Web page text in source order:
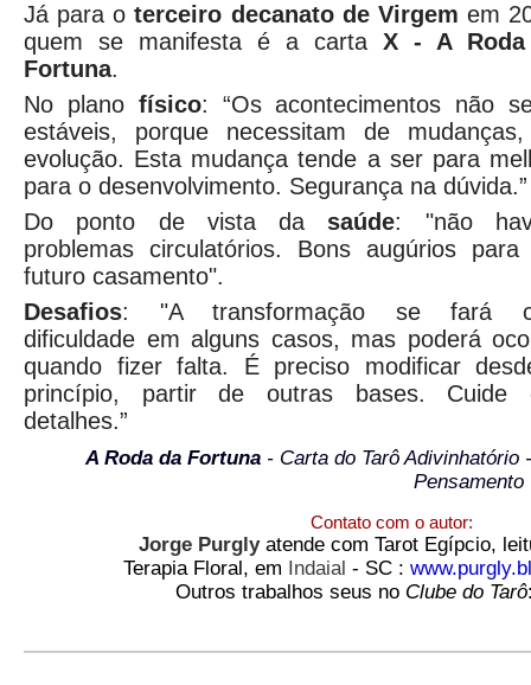
Já para oterceiro decanato de Virgem em
quem se manifesta é a carta X - A
Fortuna.
No plano físico: “Os acontecimentos não
estáveis, porque necessitam de
evolução. Esta mudança tende a ser para
para o desenvolvimento. Segurança na dúvida.”
Do ponto de vista da saúde: "não
problemas circulatórios. Bons augúrios para
futuro casamento".
Desafios: "A transformação se fará
dificuldade em alguns casos, mas poderá
quando fizer falta. É preciso modificar
princípio, partir de outras bases. Cuide
detalhes.”
A Roda da Fortuna - Carta do Tarô Adivinhatório
Contato com o autor:
Jorge Purglyatende com Tarot Egípcio,
Terapia Floral, em Indaial - SC :
Outros trabalhos seus no Clube do Tarô